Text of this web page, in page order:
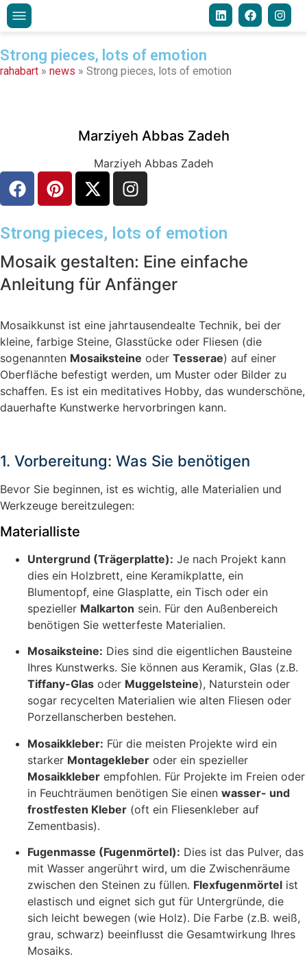
Strong pieces, lots of emotion
rahabart » news » Strong pieces, lots of emotion
Marziyeh Abbas Zadeh
Marziyeh Abbas Zadeh
Strong pieces, lots of emotion
Mosaik gestalten: Eine einfache
Anleitung für Anfänger
Mosaikkunst ist eine jahrtausendealte Technik, bei der
kleine, farbige Steine, Glasstücke oder Fliesen (die
sogenannten Mosaiksteine oder Tesserae) auf einer
Oberfläche befestigt werden, um Muster oder Bilder zu
schaffen. Es ist ein meditatives Hobby, das wunderschöne,
dauerhafte Kunstwerke hervorbringen kann.
1. Vorbereitung: Was Sie benötigen
Bevor Sie beginnen, ist es wichtig, alle Materialien und
Werkzeuge bereitzulegen:
Materialliste
Untergrund (Trägerplatte): Je nach Projekt kann
dies ein Holzbrett, eine Keramikplatte, ein
Blumentopf, eine Glasplatte, ein Tisch oder ein
spezieller Malkarton sein. Für den Außenbereich
benötigen Sie wetterfeste Materialien.
Mosaiksteine: Dies sind die eigentlichen Bausteine
Ihres Kunstwerks. Sie können aus Keramik, Glas (z.B.
Tiffany-Glas oder Muggelsteine), Naturstein oder
sogar recycelten Materialien wie alten Fliesen oder
Porzellanscherben bestehen.
Mosaikkleber: Für die meisten Projekte wird ein
starker Montagekleber oder ein spezieller
Mosaikkleber empfohlen. Für Projekte im Freien oder
in Feuchträumen benötigen Sie einen wasser- und
frostfesten Kleber (oft ein Fliesenkleber auf
Zementbasis).
Fugenmasse (Fugenmörtel): Dies ist das Pulver, das
mit Wasser angerührt wird, um die Zwischenräume
zwischen den Steinen zu füllen. Flexfugenmörtel ist
elastisch und eignet sich gut für Untergründe, die
sich leicht bewegen (wie Holz). Die Farbe (z.B. weiß,
grau, schwarz) beeinflusst die Gesamtwirkung Ihres
Mosaiks.